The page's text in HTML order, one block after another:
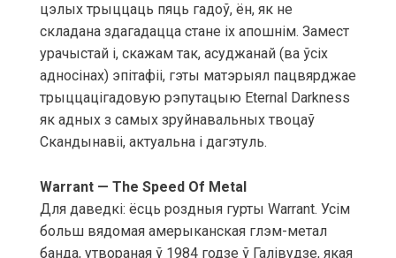
цэлых трыццаць пяць гадоў, ён, як не
складана здагадацца стане іх апошнім. Замест
урачыстай і, скажам так, асуджанай (ва ўсіх
адносінах) эпітафіі, гэты матэрыял пацвярджае
трыццацігадовую рэпутацыю Eternal Darkness
як адных з самых зруйнавальных твоцаў
Скандынавіі, актуальна і дагэтуль.
Warrant — The Speed Of Metal
Для даведкі: ёсць роздныя гурты Warrant. Усім
больш вядомая амерыканская глэм-метал
банда, утвораная ў 1984 годзе ў Галівудзе, якая